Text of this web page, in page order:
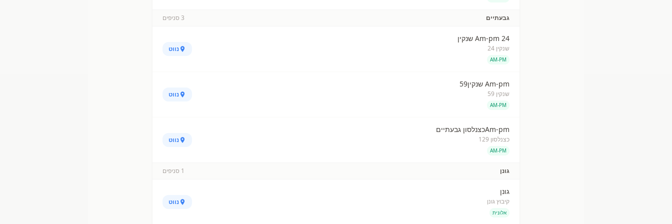
גבעתיים 3 סניפים
Am-pm 24 שנקין
שנקין 24
AM-PM
נווט
Am-pm שנקין59
שנקין 59
AM-PM
נווט
Am-pmכצנלסון גבעתיים
כצנלסון 129
AM-PM
נווט
גונן 1 סניפים
גונן
קיבוץ גונן
אלונית
נווט